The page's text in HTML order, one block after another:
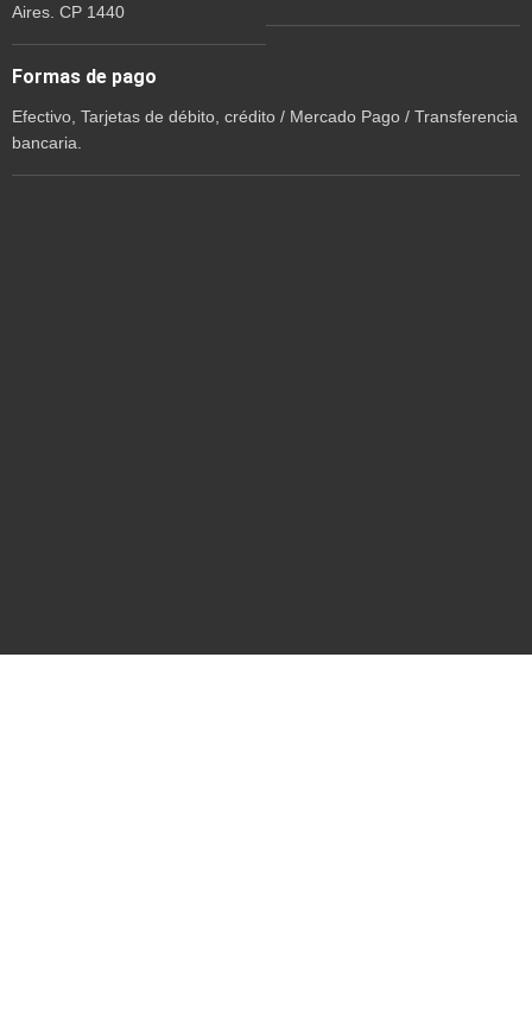
Aires. CP 1440
Formas de pago
Efectivo, Tarjetas de débito, crédito / Mercado Pago / Transferencia
bancaria.